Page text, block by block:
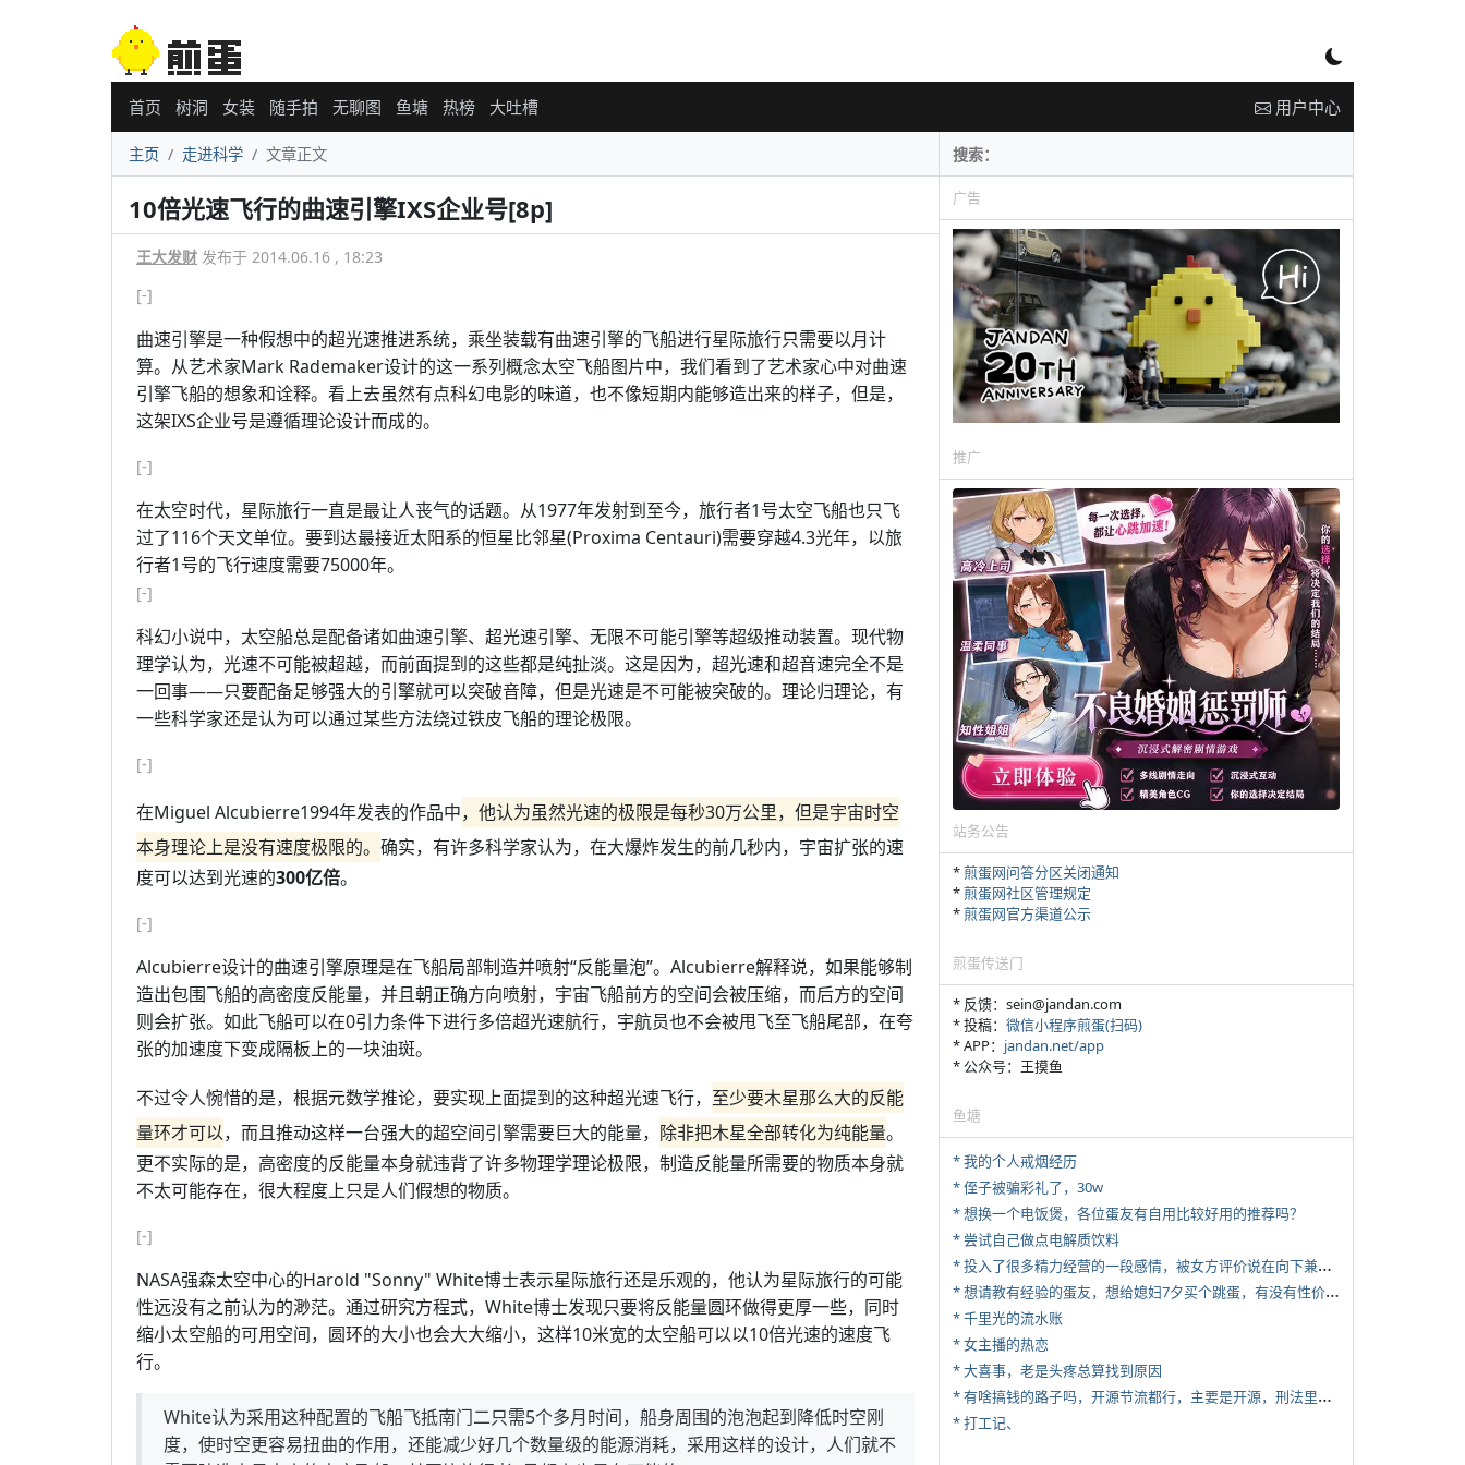
首页 树洞 女装 随手拍 无聊图 鱼塘 热榜 大吐槽 用户中心
主页 走进科学 文章正文
10倍光速飞行的曲速引擎IXS企业号[8p]
王大发财 发布于 2014.06.16 , 18:23
[-]
曲速引擎是一种假想中的超光速推进系统，乘坐装载有曲速引擎的飞船进行星际旅行只需要以月计
算。从艺术家Mark Rademaker设计的这一系列概念太空飞船图片中，我们看到了艺术家心中对曲速
引擎飞船的想象和诠释。看上去虽然有点科幻电影的味道，也不像短期内能够造出来的样子，但是，
这架IXS企业号是遵循理论设计而成的。
[-]
在太空时代，星际旅行一直是最让人丧气的话题。从1977年发射到至今，旅行者1号太空飞船也只飞
过了116个天文单位。要到达最接近太阳系的恒星比邻星(Proxima Centauri)需要穿越4.3光年，以旅
行者1号的飞行速度需要75000年。
[-]
科幻小说中，太空船总是配备诸如曲速引擎、超光速引擎、无限不可能引擎等超级推动装置。现代物
理学认为，光速不可能被超越，而前面提到的这些都是纯扯淡。这是因为，超光速和超音速完全不是
一回事——只要配备足够强大的引擎就可以突破音障，但是光速是不可能被突破的。理论归理论，有
一些科学家还是认为可以通过某些方法绕过铁皮飞船的理论极限。
[-]
在Miguel Alcubierre1994年发表的作品中，他认为虽然光速的极限是每秒30万公里，但是宇宙时空
本身理论上是没有速度极限的。 确实，有许多科学家认为，在大爆炸发生的前几秒内，宇宙扩张的速
度可以达到光速的300亿倍。
[-]
Alcubierre设计的曲速引擎原理是在飞船局部制造并喷射“反能量泡”。Alcubierre解释说，如果能够制
造出包围飞船的高密度反能量，并且朝正确方向喷射，宇宙飞船前方的空间会被压缩，而后方的空间
则会扩张。如此飞船可以在0引力条件下进行多倍超光速航行，宇航员也不会被甩飞至飞船尾部，在夸
张的加速度下变成隔板上的一块油斑。
不过令人惋惜的是，根据元数学推论，要实现上面提到的这种超光速飞行， 至少要木星那么大的反能
量环才可以，而且推动这样一台强大的超空间引擎需要巨大的能量， 除非把木星全部转化为纯能量。
更不实际的是，高密度的反能量本身就违背了许多物理学理论极限，制造反能量所需要的物质本身就
不太可能存在，很大程度上只是人们假想的物质。
[-]
NASA强森太空中心的Harold "Sonny" White博士表示星际旅行还是乐观的，他认为星际旅行的可能
性远没有之前认为的渺茫。通过研究方程式，White博士发现只要将反能量圆环做得更厚一些，同时
缩小太空船的可用空间，圆环的大小也会大大缩小，这样10米宽的太空船可以以10倍光速的速度飞
行。
White认为采用这种配置的飞船飞抵南门二只需5个多月时间，船身周围的泡泡起到降低时空刚
度，使时空更容易扭曲的作用，还能减少好几个数量级的能源消耗，采用这样的设计，人们就不
广告
推广
站务公告
*煎蛋网问答分区关闭通知
*煎蛋网社区管理规定
*煎蛋网官方渠道公示
煎蛋传送门
* 反馈：sein@jandan.com
* 投稿： 微信小程序煎蛋(扫码)
* APP： jandan.net/app
* 公众号：王摸鱼
鱼塘
* 我的个人戒烟经历
* 侄子被骗彩礼了，30w
* 想换一个电饭煲，各位蛋友有自用比较好用的推荐吗？
* 尝试自己做点电解质饮料
*
投入了很多精力经营的一段感情，被女方评价说在向下兼容我，感觉有点破防
*
想请教有经验的蛋友，想给媳妇7夕买个跳蛋，有没有性价比高的推荐
* 千里光的流水账
* 女主播的热恋
* 大喜事，老是头疼总算找到原因
*
有啥搞钱的路子吗，开源节流都行，主要是开源，刑法里的咱不做
* 打工记、